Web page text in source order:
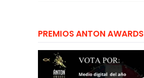
PREMIOS ANTON AWARDS